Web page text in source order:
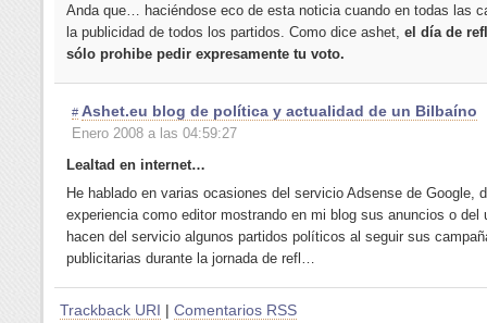
Anda que… haciéndose eco de esta noticia cuando en todas las
la publicidad de todos los partidos. Como dice ashet, el día de
sólo prohibe pedir expresamente tu voto.
# Ashet.eu blog de política y actualidad de un Bilbaíno
Enero 2008 a las 04:59:27
Lealtad en internet…
He hablado en varias ocasiones del servicio Adsense de Google,
experiencia como editor mostrando en mi blog sus anuncios o del
hacen del servicio algunos partidos políticos al seguir sus
publicitarias durante la jornada de refl…
Trackback URI | Comentarios RSS